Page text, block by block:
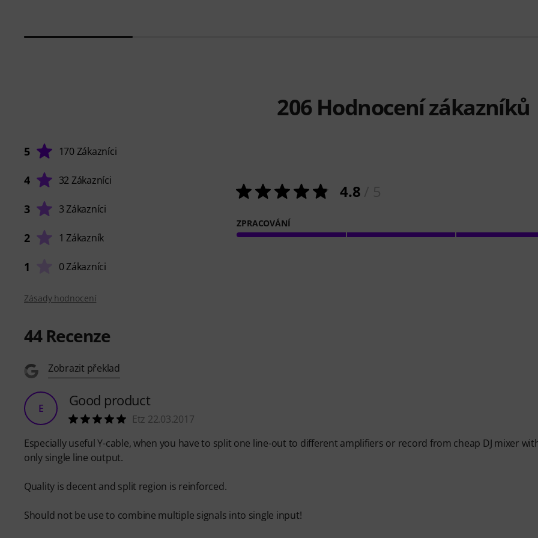
206Hodnocení zákazníků
5 170 Zákazníci
4 32 Zákazníci
3 3 Zákazníci
2 1 Zákazník
1 0 Zákazníci
4.8
ZPRACOVÁNÍ
Zásady hodnocení
44Recenze
Zobrazit překlad
E Good product
Etz 22.03.2017
Especially useful Y-cable, when you have to split one line-out to different amplifiers or record from cheap DJ mixer
only single line output.
Quality is decent and split region is reinforced.
Should not be use to combine multiple signals into single input!